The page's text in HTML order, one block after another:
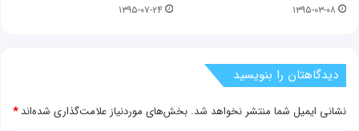
۱۳۹۵-۰۳-۰۸ ۱۳۹۵-۰۷-۲۴
دیدگاهتان را بنویسید
نشانی ایمیل شما منتشر نخواهد شد. بخش‌های موردنیاز علامت‌گذاری شده‌اند*